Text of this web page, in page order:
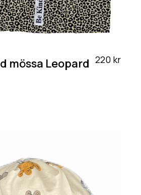
mössa Leopard 220 kr